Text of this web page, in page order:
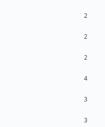
2
2
2
4
3
3